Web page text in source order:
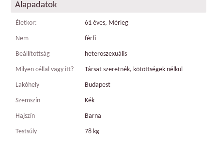
Alapadatok
Életkor: 61 éves, Mérleg
Nem férfi
Beállítottság heteroszexuális
Milyen céllal vagy itt? Társat szeretnék, kötöttségek nélkül
Lakóhely Budapest
Szemszín Kék
Hajszín Barna
Testsúly 78 kg